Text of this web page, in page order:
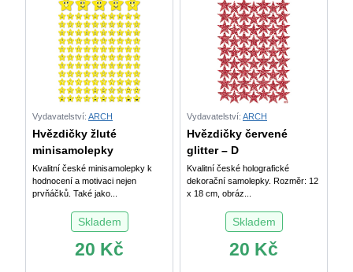
Vydavatelství: ARCH
Hvězdičky žluté
minisamolepky
Kvalitní české minisamolepky k
hodnocení a motivaci nejen
prvňáčků. Také jako...
Skladem
20 Kč
Vydavatelství: ARCH
Hvězdičky červené
glitter – D
Kvalitní české holografické
dekorační samolepky. Rozměr: 12
x 18 cm, obráz...
Skladem
20 Kč